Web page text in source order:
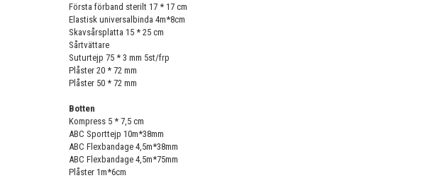
Första förband sterilt 17 * 17 cm
Elastisk universalbinda 4m*8cm
Skavsårsplatta 15 * 25 cm
Sårtvättare
Suturtejp 75 * 3 mm 5st/frp
Plåster 20 * 72 mm
Plåster 50 * 72 mm
Botten
Kompress 5 * 7,5 cm
ABC Sporttejp 10m*38mm
ABC Flexbandage 4,5m*38mm
ABC Flexbandage 4,5m*75mm
Plåster 1m*6cm